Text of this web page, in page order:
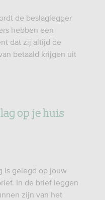
de beslaglegger
hebben een
dat zij altijd de
betaald krijgen uit
op je huis
is gelegd op jouw
In de brief leggen
zijn van het